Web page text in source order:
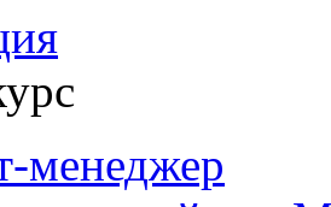
менеджер